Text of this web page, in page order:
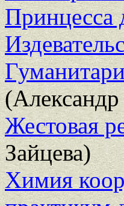
Принцесса
Жестовая
Зайцева)
Химия